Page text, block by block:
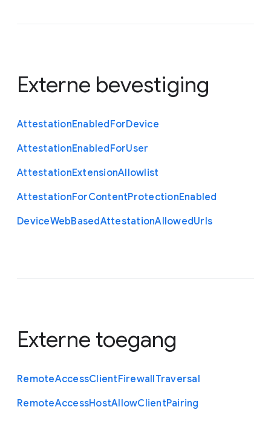
Externe bevestiging
AttestationEnabledForDevice
AttestationEnabledForUser
AttestationExtensionAllowlist
AttestationForContentProtectionEnabled
DeviceWebBasedAttestationAllowedUrls
Externe toegang
RemoteAccessClientFirewallTraversal
RemoteAccessHostAllowClientPairing